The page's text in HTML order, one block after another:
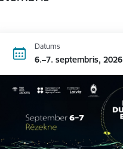
Datums
6.–7. septembris, 2026